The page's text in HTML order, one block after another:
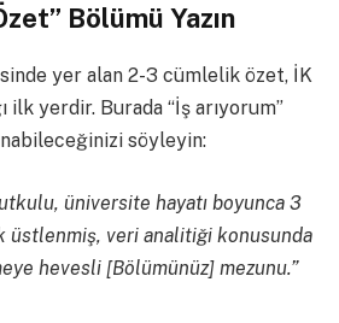
Bölümü Yazın
yer alan 2-3 cümlelik özet, İK
ilk yerdir. Burada “İş arıyorum”
söyleyin:
üniversite hayatı boyunca 3
üstlenmiş, veri analitiği konusunda
hevesli [Bölümünüz] mezunu.”